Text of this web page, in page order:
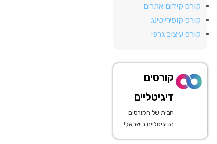
קורס קידום אתרים
קורס קופירייטינג
קורס עיצוב גרפי
קורסים
דיגיטליים
הבית של הקורסים
הדיגיטליים בישראל!